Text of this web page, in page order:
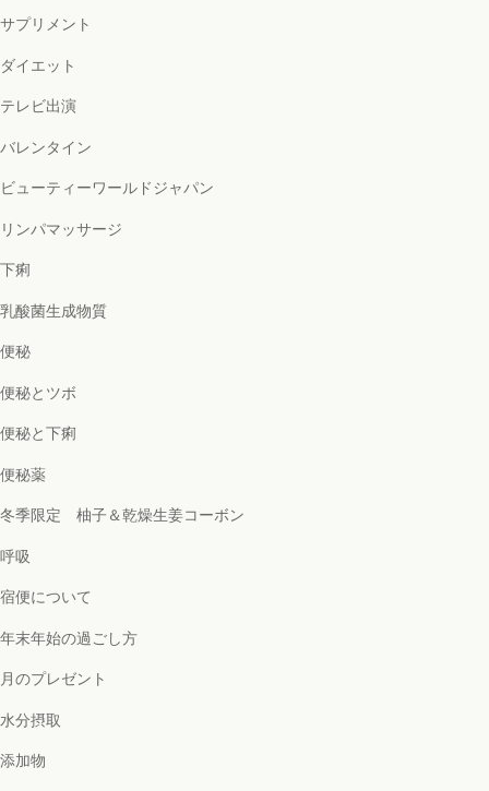
サプリメント
ダイエット
テレビ出演
バレンタイン
ビューティーワールドジャパン
リンパマッサージ
下痢
乳酸菌生成物質
便秘
便秘とツボ
便秘と下痢
便秘薬
冬季限定 柚子＆乾燥生姜コーボン
呼吸
宿便について
年末年始の過ごし方
月のプレゼント
水分摂取
添加物